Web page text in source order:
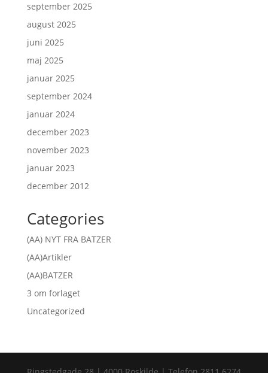
september 2025
august 2025
juni 2025
maj 2025
januar 2025
september 2024
januar 2024
december 2023
november 2023
januar 2023
december 2012
Categories
(AA) NYT FRA BATZER
(AA)Artikler
(AA)BATZER
3 om forlaget
Uncategorized